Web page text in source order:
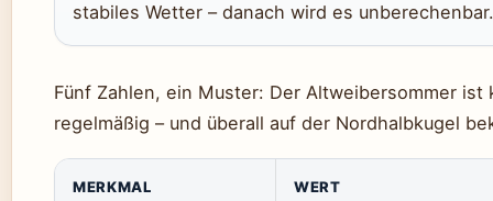
stabiles Wetter – danach wird es unberechenbar.
Fünf Zahlen, ein Muster: Der Altweibersommer ist
regelmäßig – und überall auf der Nordhalbkugel
MERKMAL WERT